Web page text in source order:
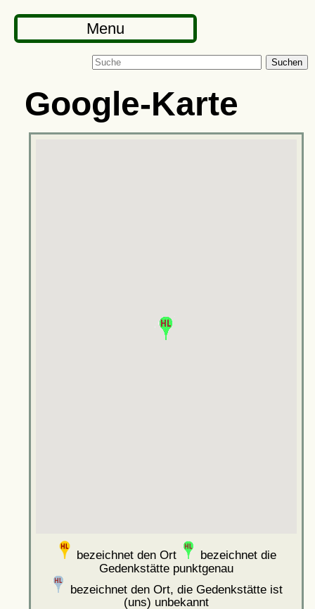
Menu
Suchen
Google-Karte
bezeichnet den Ort
bezeichnet die
Gedenkstätte punktgenau
bezeichnet den Ort, die Gedenkstätte ist
(uns) unbekannt